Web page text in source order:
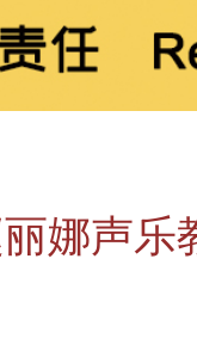
娜声乐